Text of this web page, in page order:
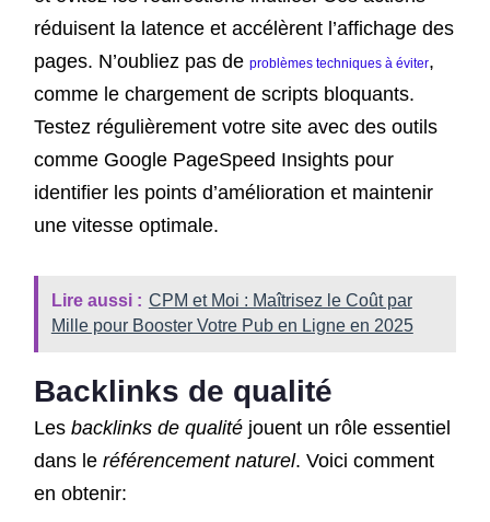
réduisent la latence et accélèrent l’affichage des
pages. N’oubliez pas de problèmes techniques à éviter,
comme le chargement de scripts bloquants.
Testez régulièrement votre site avec des outils
comme Google PageSpeed Insights pour
identifier les points d’amélioration et maintenir
une vitesse optimale.
Lire aussi : CPM et Moi : Maîtrisez le Coût par
Mille pour Booster Votre Pub en Ligne en 2025
Backlinks de qualité
Les backlinks de qualitéjouent un rôle essentiel
dans le référencement naturel. Voici comment
en obtenir: